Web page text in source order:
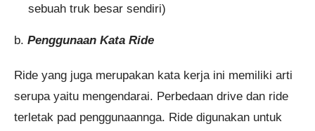
sebuah truk besar sendiri)
b. Penggunaan Kata Ride
Ride yang juga merupakan kata kerja ini memiliki arti
serupa yaitu mengendarai. Perbedaan drive dan ride
terletak pad penggunaannga. Ride digunakan untuk